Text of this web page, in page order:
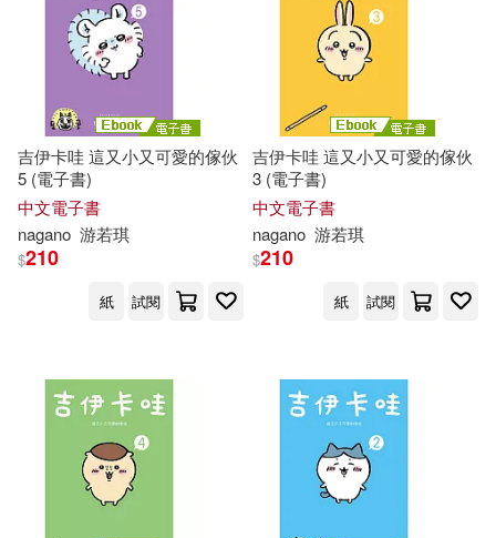
Eiko (EDT)(1)
George S. (EDT)(1)
Hanatsu(1)
Hans-Christian (TRN)(1)
Helen Cristhiane(1)
Hokkaido(1) Inge/ Oeser(1)
百花洲文藝出版社(1) 禾廣(1)
講談社(1)
吉伊卡哇 這又小又可愛的傢伙
5 (電子書)
中文電子書
nagano 游若琪
$210
紙 試閱
吉伊卡哇 這又小又可愛的傢伙
3 (電子書)
中文電子書
nagano 游若琪
$210
紙 試閱